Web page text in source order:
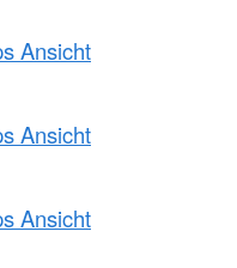
Ansicht
Ansicht
Ansicht